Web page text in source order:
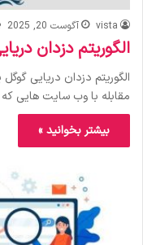
vista آگوست 20, 2025
الگوریتم دزدان
الگوریتم دزدان دریایی
مقابله با وب سایت هایی
بیشتر بخوانید »